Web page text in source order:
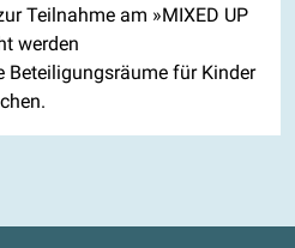
Teilnahme am »MIXED UP
werden
Beteiligungsräume für Kinder